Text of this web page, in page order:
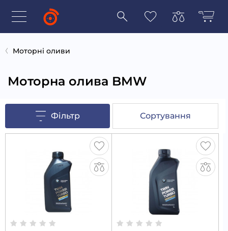
Моторні оливи
Моторна олива BMW
Фільтр Сортування